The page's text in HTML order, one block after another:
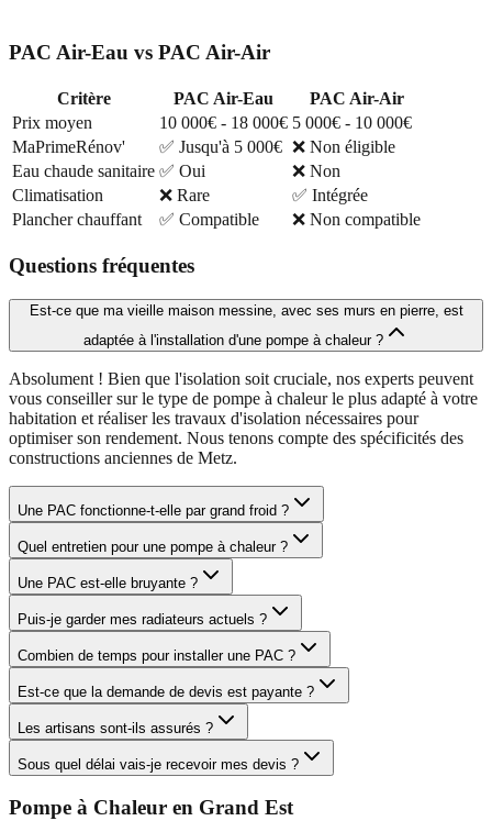
PAC Air-Eau vs PAC Air-Air
Critère PAC Air-Eau
PAC Air-Air
Prix moyen
10 000€ - 18 000€ 5 000€ - 10 000€
MaPrimeRénov'
✅ Jusqu'à 5 000€ ❌ Non éligible
Eau chaude sanitaire ✅ Oui
❌ Non
Climatisation
❌ Rare
✅ Intégrée
Plancher chauffant
✅ Compatible ❌ Non compatible
Questions fréquentes
Est-ce que ma vieille maison messine, avec ses murs en pierre, est
adaptée à l'installation d'une pompe à chaleur ?
Absolument ! Bien que l'isolation soit cruciale, nos experts peuvent
vous conseiller sur le type de pompe à chaleur le plus adapté à votre
habitation et réaliser les travaux d'isolation nécessaires pour
optimiser son rendement. Nous tenons compte des spécificités des
constructions anciennes de Metz.
Une PAC fonctionne-t-elle par grand froid ?
Quel entretien pour une pompe à chaleur ?
Une PAC est-elle bruyante ?
Puis-je garder mes radiateurs actuels ?
Combien de temps pour installer une PAC ?
Est-ce que la demande de devis est payante ?
Les artisans sont-ils assurés ?
Sous quel délai vais-je recevoir mes devis ?
Pompe à Chaleur en Grand Est